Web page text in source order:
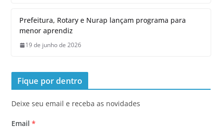
Prefeitura, Rotary e Nurap lançam programa para
menor aprendiz
19 de junho de 2026
Fique por dentro
Deixe seu email e receba as novidades
Email *